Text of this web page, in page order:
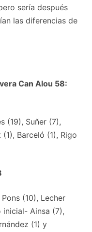
sería después
las diferencias de
Can Alou 58:
(19), Suñer (7),
Barceló (1), Rigo
(10), Lecher
inicial- Ainsa (7),
(1) y